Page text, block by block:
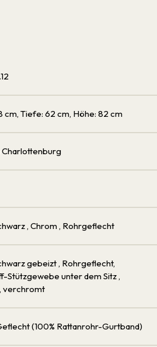
cm, Tiefe: 62 cm, Höhe: 82 cm
, Chrom , Rohrgeflecht
gebeizt , Rohrgeflecht,
Stützgewebe unter dem Sitz ,
verchromt
(100% Rattanrohr-Gurtband)